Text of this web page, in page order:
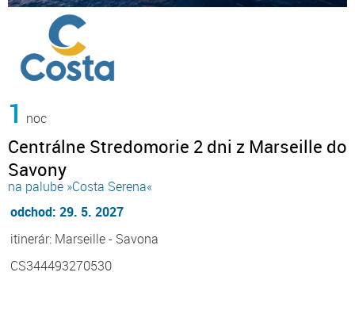
1 noc
Centrálne Stredomorie 2 dni z Marseille do
Savony
na palube »Costa Serena«
odchod: 29. 5. 2027
itinerár: Marseille - Savona
CS344493270530